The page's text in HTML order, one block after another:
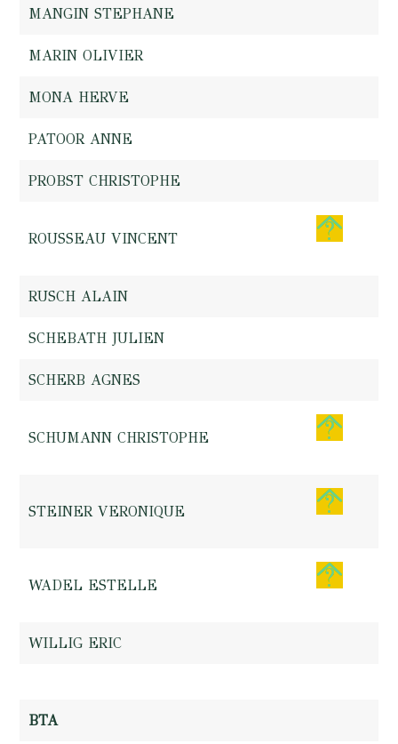
MANGIN STEPHANE
MARIN OLIVIER
MONA HERVE
PATOOR ANNE
PROBST CHRISTOPHE
ROUSSEAU VINCENT
RUSCH ALAIN
SCHEBATH JULIEN
SCHERB AGNES
SCHUMANN CHRISTOPHE
STEINER VERONIQUE
WADEL ESTELLE
WILLIG ERIC
BTA